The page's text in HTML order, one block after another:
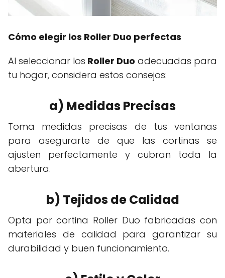
Cómo elegir los Roller Duo perfectas
Al seleccionar los Roller Duo adecuadas para
tu hogar, considera estos consejos:
a) Medidas Precisas
Toma medidas precisas de tus ventanas
para asegurarte de que las cortinas se
ajusten perfectamente y cubran toda la
abertura.
b) Tejidos de Calidad
Opta por cortina Roller Duo fabricadas con
materiales de calidad para garantizar su
durabilidad y buen funcionamiento.